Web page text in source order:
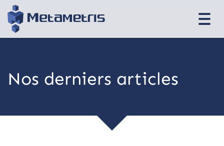
Nos derniers articles